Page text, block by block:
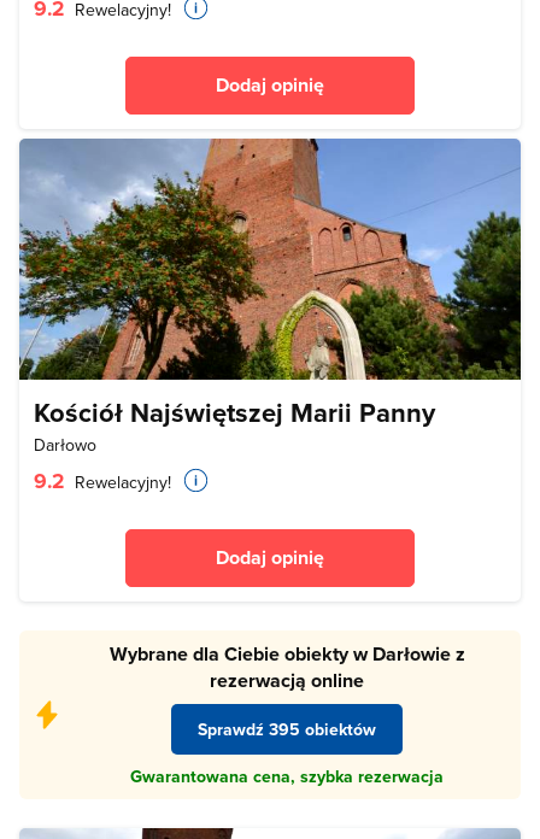
9.2 Rewelacyjny!
Dodaj opinię
Kościół Najświętszej Marii Panny
Darłowo
9.2 Rewelacyjny!
Dodaj opinię
Wybrane dla Ciebie obiekty w Darłowie z
rezerwacją online
Sprawdź 395 obiektów
Gwarantowana cena, szybka rezerwacja